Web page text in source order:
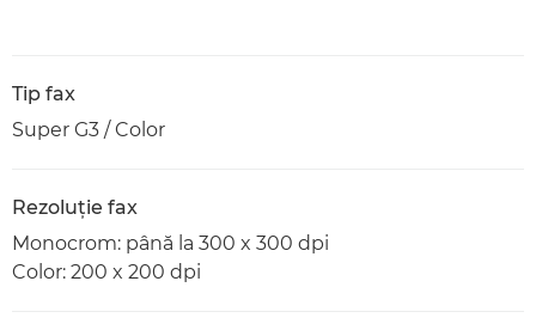
Tip fax
Super G3 / Color
Rezoluţie fax
Monocrom: până la 300 x 300 dpi
Color: 200 x 200 dpi